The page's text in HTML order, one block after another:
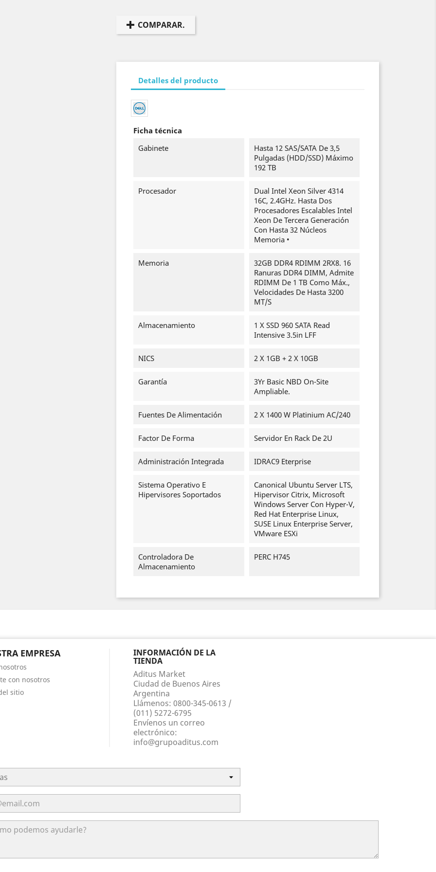
COMPARAR.
Detalles del producto
Ficha técnica
Gabinete
Hasta 12 SAS/SATA De 3,5
Pulgadas (HDD/SSD) Máximo
192 TB
Procesador
Dual Intel Xeon Silver 4314
16C, 2.4GHz. Hasta Dos
Procesadores Escalables Intel
Xeon De Tercera Generación
Con Hasta 32 Núcleos
Memoria •
Memoria
32GB DDR4 RDIMM 2RX8. 16
Ranuras DDR4 DIMM, Admite
RDIMM De 1 TB Como Máx.,
Velocidades De Hasta 3200
MT/s
Almacenamiento
1 X SSD 960 SATA Read
Intensive 3.5in LFF
NICS 2 X 1GB + 2 X 10GB
Garantía
3Yr Basic NBD On-Site
Ampliable.
Fuentes De Alimentación 2 X 1400 W Platinium AC/240
Factor De Forma Servidor En Rack De 2U
Administración Integrada IDRAC9 Eterprise
Sistema Operativo E
Hipervisores Soportados
Canonical Ubuntu Server LTS,
Hipervisor Citrix, Microsoft
Windows Server Con Hyper-V,
Red Hat Enterprise Linux,
SUSE Linux Enterprise Server,
VMware ESXi
Controladora De
Almacenamiento
PERC H745
EMPRESA
con nosotros
sitio
INFORMACIÓN DE LA
TIENDA
Aditus Market
Ciudad de Buenos Aires
Argentina
Llámenos: 0800-345-0613 /
(011) 5272-6795
Envíenos un correo
electrónico:
info@grupoaditus.com